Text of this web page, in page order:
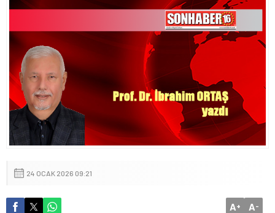
24 OCAK 2026 09:21
A+ A-